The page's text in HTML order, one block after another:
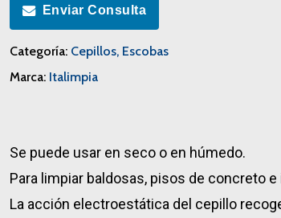
Enviar Consulta
Categoría: Cepillos, Escobas
Marca: Italimpia
Se puede usar en seco o en húmedo.
Para limpiar baldosas, pisos de concreto
La acción electroestática del cepillo